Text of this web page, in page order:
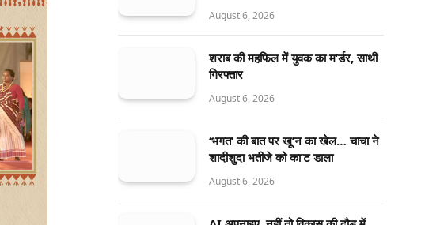
August 6, 2026
शराब की महफिल में युवक का म’र्डर, साथी
गिरफ्तार
August 6, 2026
‘भगत’ की बात पर खू’न का खेल… चाचा ने
शादीशुदा भतीजे को का’ट डाला
August 6, 2026